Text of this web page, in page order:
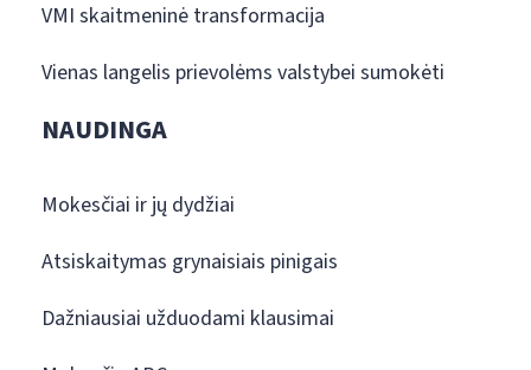
VMI skaitmeninė transformacija
Vienas langelis prievolėms valstybei sumokėti
NAUDINGA
Mokesčiai ir jų dydžiai
Atsiskaitymas grynaisiais pinigais
Dažniausiai užduodami klausimai